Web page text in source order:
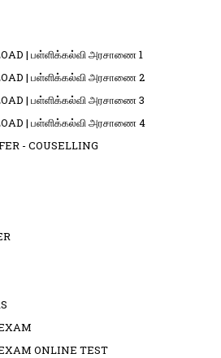
| பள்ளிக்கல்வி அரசாணை 1
| பள்ளிக்கல்வி அரசாணை 2
| பள்ளிக்கல்வி அரசாணை 3
| பள்ளிக்கல்வி அரசாணை 4
- COUSELLING
ONLINE TEST